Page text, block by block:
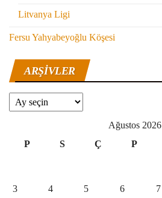
Litvanya Ligi
Fersu Yahyabeyoğlu Köşesi
ARŞIVLER
Arşivler
Ağustos 2026
P
S Ç P
3 4 5 6 7